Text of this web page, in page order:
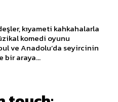
kıyameti kahkahalarla
komedi oyunu
ve Anadolu’da seyircinin
vesileyle bir araya...